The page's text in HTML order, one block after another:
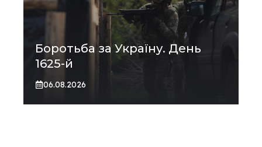
Боротьба за Україну. День
1625-й
06.08.2026